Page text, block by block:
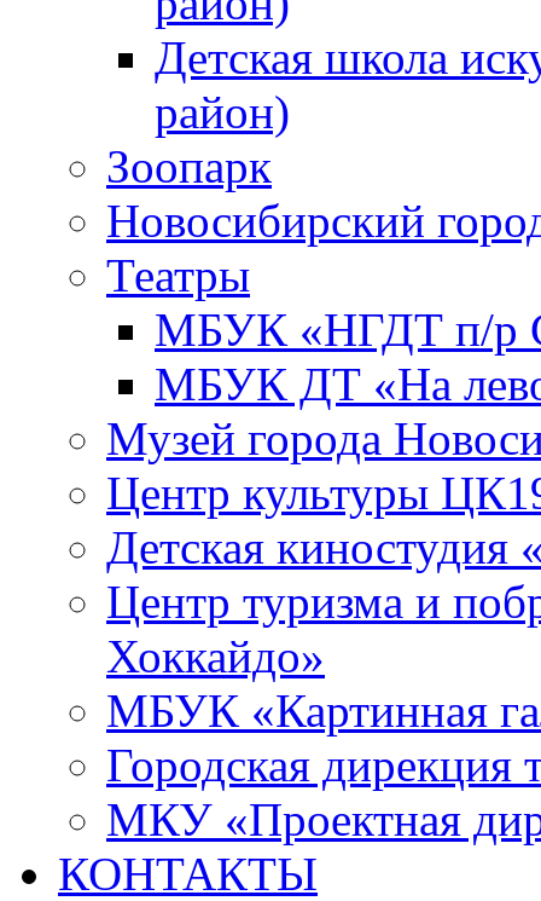
Детская школа
район)
Зоопарк
Новосибирский
Театры
МБУК «НГДТ п/р
МБУК ДТ «На
Музей города
Центр культуры
Детская киностудия
Центр туризма и
Хоккайдо»
МБУК «Картинная
Городская дирекция
МКУ «Проектная
КОНТАКТЫ